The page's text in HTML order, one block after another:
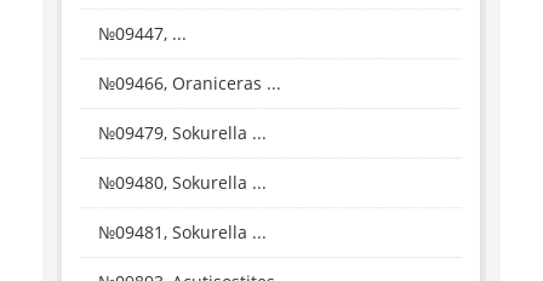
№09447, ...
№09466, Oraniceras ...
№09479, Sokurella ...
№09480, Sokurella ...
№09481, Sokurella ...